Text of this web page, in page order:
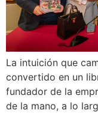
La intuición que
convertido en un
fundador de la
de la mano, a lo